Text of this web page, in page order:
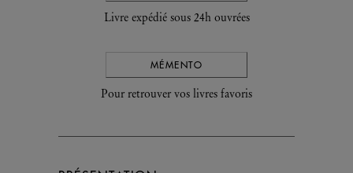
Livre expédié sous 24h ouvrées
MÉMENTO
Pour retrouver vos livres favoris